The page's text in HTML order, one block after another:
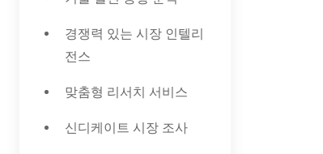
경쟁력 있는 시장 인텔리
전스
맞춤형 리서치 서비스
신디케이트 시장 조사